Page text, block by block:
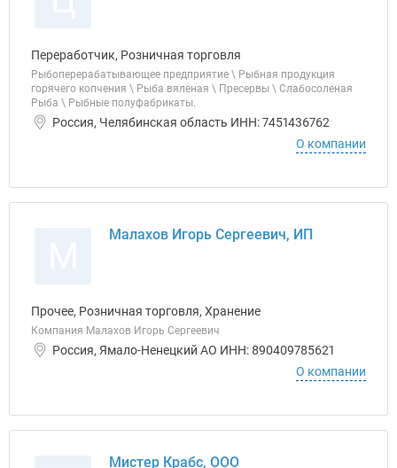
Переработчик, Розничная торговля
Рыбоперерабатывающее предприятие \ Рыбная продукция
горячего копчения \ Рыба вяленая \ Пресервы \ Слабосоленая
Рыба \ Рыбные полуфабрикаты.
Россия, Челябинская область ИНН: 7451436762
О компании
Малахов Игорь Сергеевич, ИП
Прочее, Розничная торговля, Хранение
Компания Малахов Игорь Сергеевич
Россия, Ямало-Ненецкий АО ИНН: 890409785621
О компании
Мистер Крабс, ООО